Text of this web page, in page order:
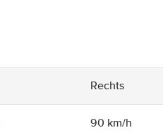
Rechts
90 km/h